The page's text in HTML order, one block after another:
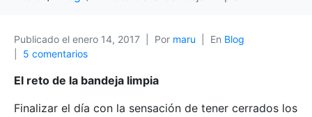
Publicado el enero 14, 2017 Por maru En Blog
5 comentarios
El reto de la bandeja limpia
Finalizar el día con la sensación de tener cerrados los